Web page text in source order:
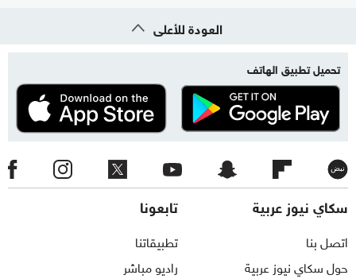
العودة للأعلى
تحميل تطبيق الهاتف
سكاي نيوز عربية
اتصل بنا
حول سكاي نيوز عربية
تابعونا
تطبيقاتنا
راديو مباشر